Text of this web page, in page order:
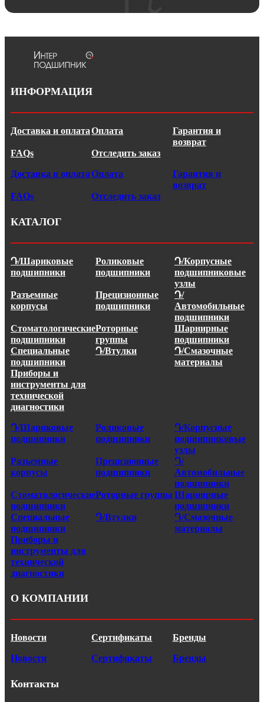
ИНФОРМАЦИЯ
Доставка и оплатаОплата
Гарантия и
возврат
FAQs
Отследить заказ
Доставка и оплатаОплата
Гарантия и
возврат
FAQs
Отследить заказ
КАТАЛОГ
Դ/Шариковые
подшипники
Роликовые
подшипники
Դ/Корпусные
подшипниковые
узлы
Разъемные
корпусы
Прецизионные
подшипники
Դ/
Автомобильные
подшипники
Стоматологические
подшипники
Роторные
группы
Шарнирные
подшипники
Специальные
подшипники
Դ/Втулки
Դ/Смазочные
материалы
Приборы и
инструменты для
технической
диагностики
Դ/Шариковые
подшипники
Роликовые
подшипники
Դ/Корпусные
подшипниковые
узлы
Разъемные
корпусы
Прецизионные
подшипники
Դ/
Автомобильные
подшипники
Стоматологические
подшипники
Роторные группы Шарнирные
подшипники
Специальные
подшипники
Դ/Втулки
Դ/Смазочные
материалы
Приборы и
инструменты для
технической
диагностики
О КОМПАНИИ
Новости Сертификаты Бренды
Новости Сертификаты Бренды
Контакты